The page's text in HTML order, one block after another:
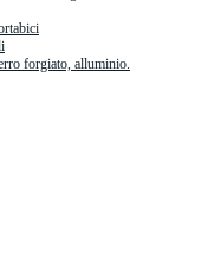
forgiato, alluminio.